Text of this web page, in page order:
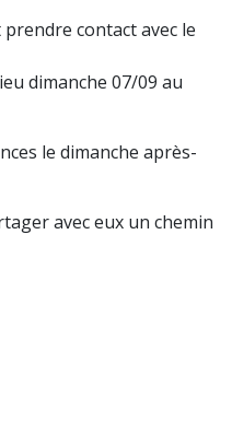
contact avec le
dimanche 07/09 au
le dimanche après-
avec eux un chemin